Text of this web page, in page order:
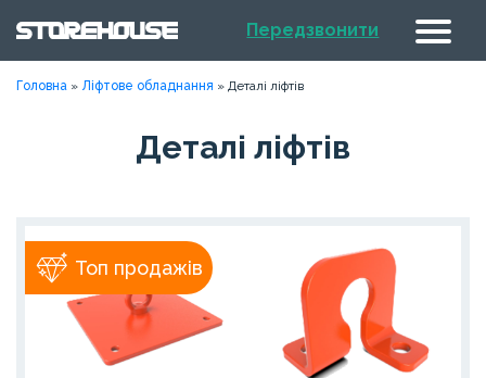
Передзвонити
Головна » Ліфтове обладнання » Деталі ліфтів
Деталі ліфтів
Топ продажів